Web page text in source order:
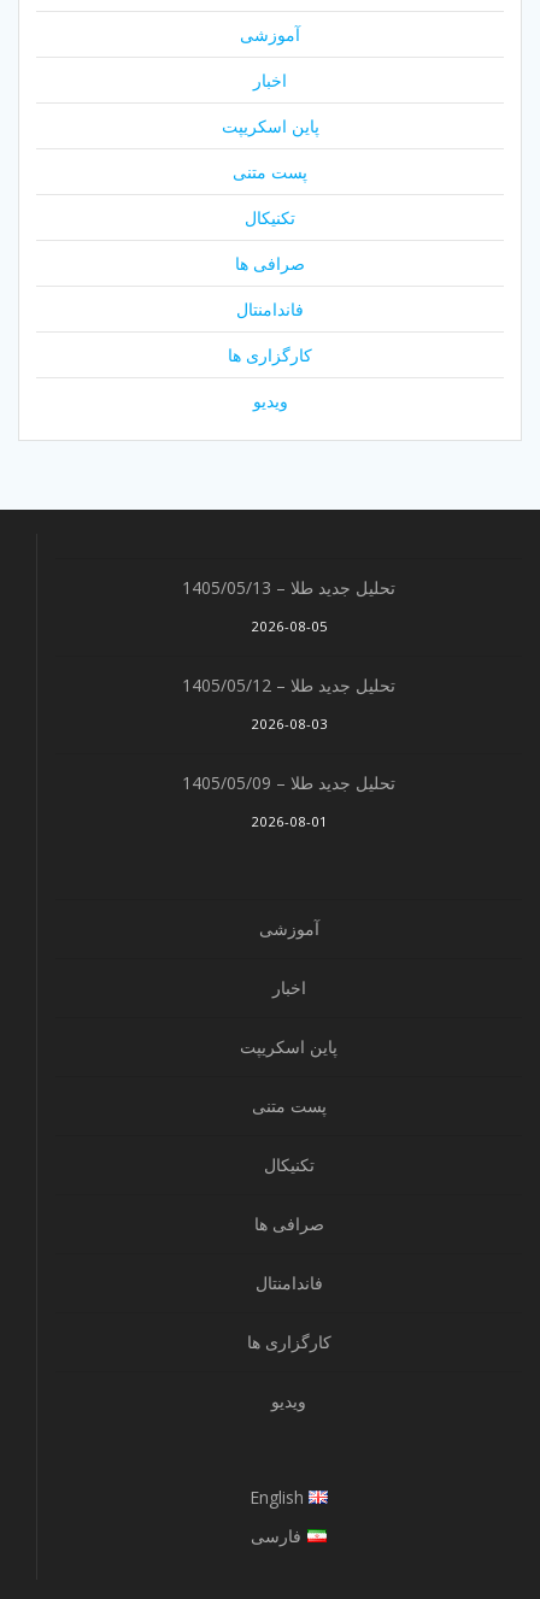
آموزشی
اخبار
پاین اسکریپت
پست متنی
تکنیکال
صرافی ها
فاندامنتال
کارگزاری ها
ویدیو
تحلیل جدید طلا – 1405/05/13
2026-08-05
تحلیل جدید طلا – 1405/05/12
2026-08-03
تحلیل جدید طلا – 1405/05/09
2026-08-01
آموزشی
اخبار
پاین اسکریپت
پست متنی
تکنیکال
صرافی ها
فاندامنتال
کارگزاری ها
ویدیو
English
فارسی